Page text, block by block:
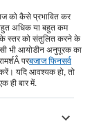
को कैसे प्रभावित कर
अधिक या बहुत कम
के स्तर को संतुलित करने के
भी आयोडीन अनुपूरक का
Â परबजाज फिनसर्व
यदि आवश्यक हो, तो
ही बार में.